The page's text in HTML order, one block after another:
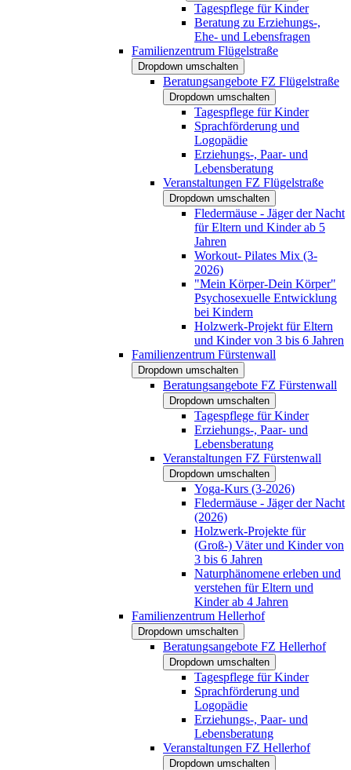
Tagespflege für Kinder
Beratung zu Erziehungs-,
Ehe- und Lebensfragen
Familienzentrum Flügelstraße
Dropdown umschalten
Beratungsangebote FZ Flügelstraße
Dropdown umschalten
Tagespflege für Kinder
Sprachförderung und
Logopädie
Erziehungs-, Paar- und
Lebensberatung
Veranstaltungen FZ Flügelstraße
Dropdown umschalten
Fledermäuse - Jäger der Nacht
für Eltern und Kinder ab 5
Jahren
Workout- Pilates Mix (3-
2026)
"Mein Körper-Dein Körper"
Psychosexuelle Entwicklung
bei Kindern
Holzwerk-Projekt für Eltern
und Kinder von 3 bis 6 Jahren
Familienzentrum Fürstenwall
Dropdown umschalten
Beratungsangebote FZ Fürstenwall
Dropdown umschalten
Tagespflege für Kinder
Erziehungs-, Paar- und
Lebensberatung
Veranstaltungen FZ Fürstenwall
Dropdown umschalten
Yoga-Kurs (3-2026)
Fledermäuse - Jäger der Nacht
(2026)
Holzwerk-Projekte für
(Groß-) Väter und Kinder von
3 bis 6 Jahren
Naturphänomene erleben und
verstehen für Eltern und
Kinder ab 4 Jahren
Familienzentrum Hellerhof
Dropdown umschalten
Beratungsangebote FZ Hellerhof
Dropdown umschalten
Tagespflege für Kinder
Sprachförderung und
Logopädie
Erziehungs-, Paar- und
Lebensberatung
Veranstaltungen FZ Hellerhof
Dropdown umschalten